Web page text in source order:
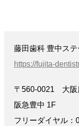
藤田歯科 豊中ステ
https://fujita-
〒560-0021 大阪
阪急豊中 1F
フリーダイヤル：